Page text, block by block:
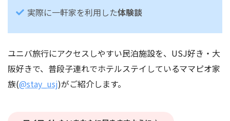
実際に一軒家を利用した体験談
ユニバ旅行にアクセスしやすい民泊施設を、USJ好き・大
阪好きで、普段子連れでホテルステイしているママピオ家
族(@stay_usj)がご紹介します。